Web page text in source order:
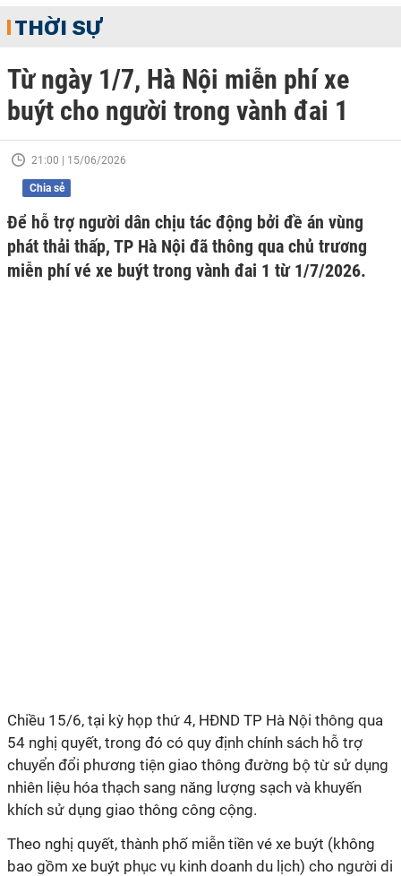
THỜI SỰ
Từ ngày 1/7, Hà Nội miễn phí xe
buýt cho người trong vành đai 1
21:00 | 15/06/2026
Chia sẻ
Để hỗ trợ người dân chịu tác động bởi đề án vùng
phát thải thấp, TP Hà Nội đã thông qua chủ trương
miễn phí vé xe buýt trong vành đai 1 từ 1/7/2026.
Chiều 15/6, tại kỳ họp thứ 4, HĐND TP Hà Nội thông qua
54 nghị quyết, trong đó có quy định chính sách hỗ trợ
chuyển đổi phương tiện giao thông đường bộ từ sử dụng
nhiên liệu hóa thạch sang năng lượng sạch và khuyến
khích sử dụng giao thông công cộng.
Theo nghị quyết, thành phố miễn tiền vé xe buýt (không
bao gồm xe buýt phục vụ kinh doanh du lịch) cho người di